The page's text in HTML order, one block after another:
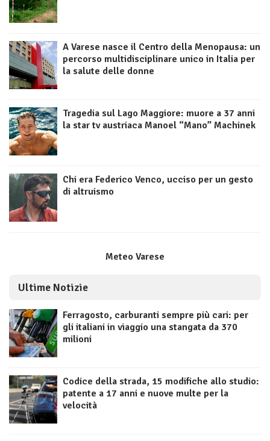
A Varese nasce il Centro della Menopausa: un
percorso multidisciplinare unico in Italia per
la salute delle donne
Tragedia sul Lago Maggiore: muore a 37 anni
la star tv austriaca Manoel “Mano” Machinek
Chi era Federico Venco, ucciso per un gesto
di altruismo
Meteo Varese
Ultime Notizie
Ferragosto, carburanti sempre più cari: per
gli italiani in viaggio una stangata da 370
milioni
Codice della strada, 15 modifiche allo studio:
patente a 17 anni e nuove multe per la
velocità